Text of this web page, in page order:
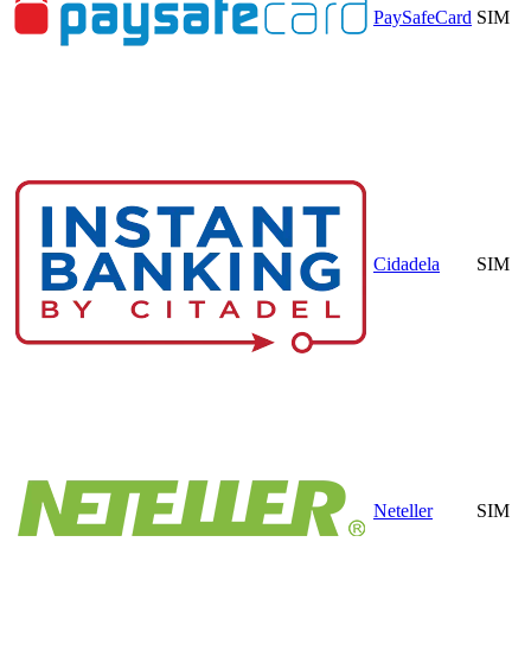
PaySafeCard SIM
Cidadela SIM
Neteller SIM